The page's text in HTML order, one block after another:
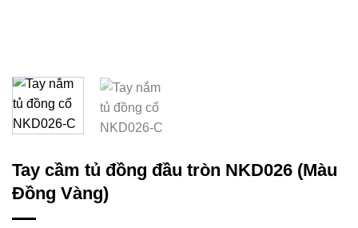
Tay cầm tủ đồng đầu tròn NKD026 (Màu
Đồng Vàng)